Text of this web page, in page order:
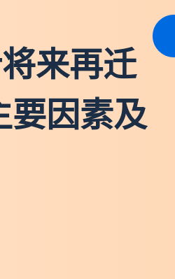
来再迁
要因素及